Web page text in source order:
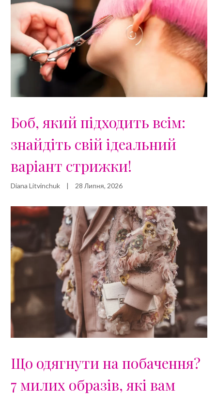
Боб, який підходить всім:
знайдіть свій ідеальний
варіант стрижки!
Diana Litvinchuk | 28 Липня, 2026
Що одягнути на побачення?
7 милих образів, які вам